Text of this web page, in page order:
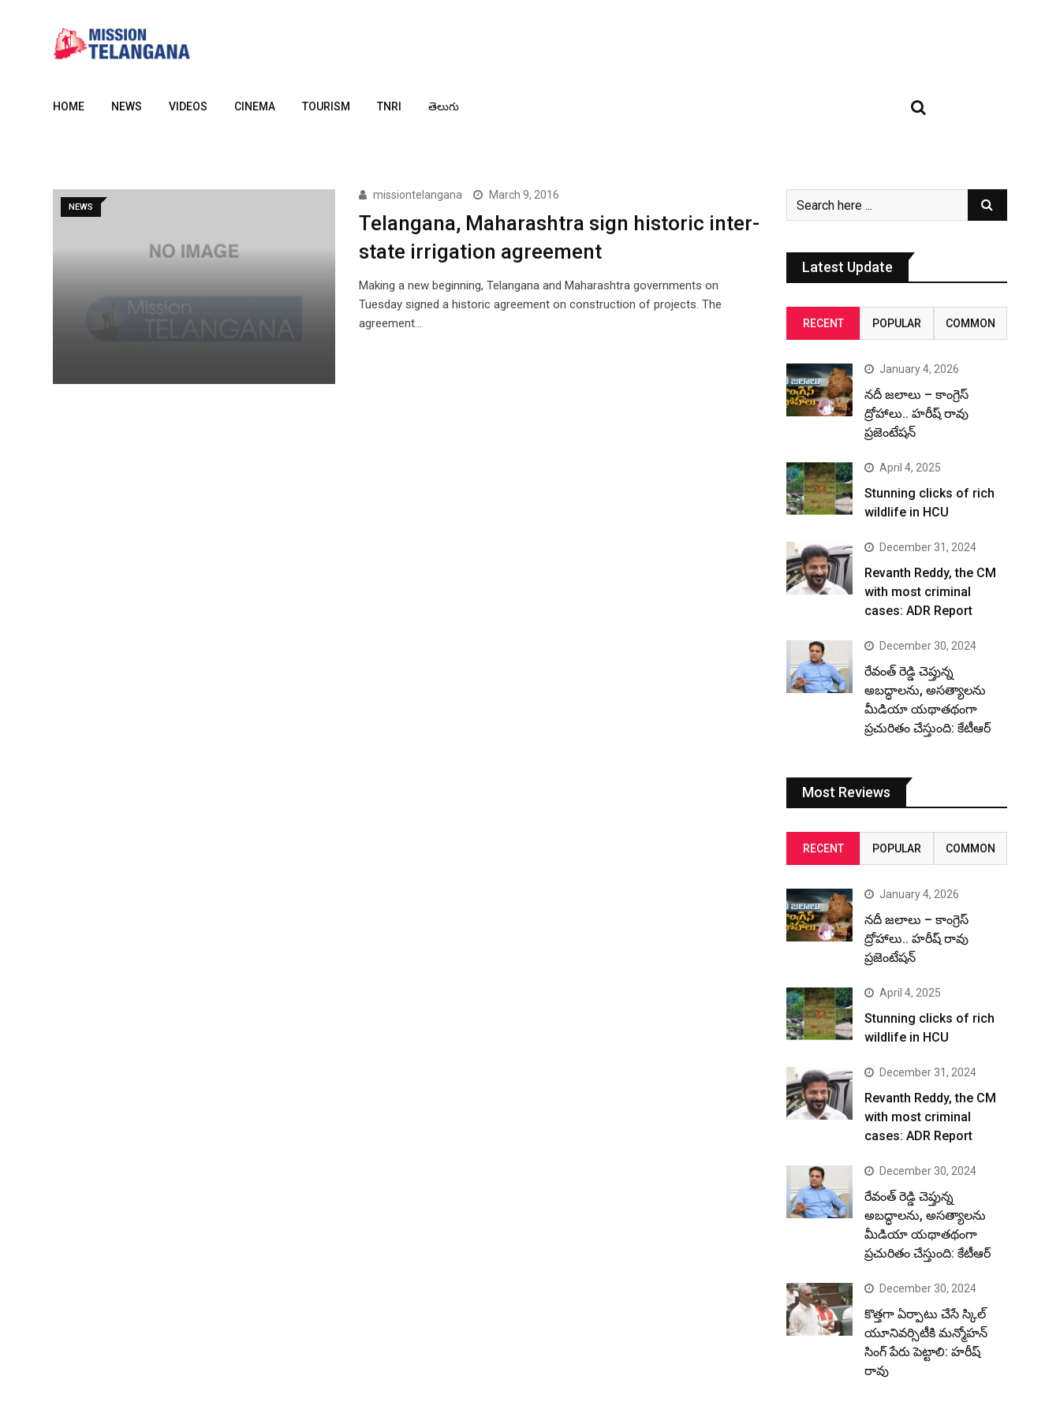
HOME NEWS VIDEOS CINEMA TOURISM TNRI తెలుగు
NEWS
missiontelangana March 9, 2016
Telangana, Maharashtra sign historic inter-
state irrigation agreement
Making a new beginning, Telangana and Maharashtra governments on
Tuesday signed a historic agreement on construction of projects. The
agreement…
Latest Update
RECENT POPULAR COMMON
January 4, 2026
నదీ జలాలు – కాంగ్రెస్
ద్రోహాలు.. హరీష్ రావు
ప్రజెంటేషన్
April 4, 2025
Stunning clicks of rich
wildlife in HCU
December 31, 2024
Revanth Reddy, the CM
with most criminal
cases: ADR Report
December 30, 2024
రేవంత్ రెడ్డి చెప్తున్న
అబద్ధాలను, అసత్యాలను
మీడియా యథాతథంగా
ప్రచురితం చేస్తుంది: కేటీఆర్
Most Reviews
RECENT POPULAR COMMON
January 4, 2026
నదీ జలాలు – కాంగ్రెస్
ద్రోహాలు.. హరీష్ రావు
ప్రజెంటేషన్
April 4, 2025
Stunning clicks of rich
wildlife in HCU
December 31, 2024
Revanth Reddy, the CM
with most criminal
cases: ADR Report
December 30, 2024
రేవంత్ రెడ్డి చెప్తున్న
అబద్ధాలను, అసత్యాలను
మీడియా యథాతథంగా
ప్రచురితం చేస్తుంది: కేటీఆర్
December 30, 2024
కొత్తగా ఏర్పాటు చేసే స్కిల్
యూనివర్సిటీకి మన్మోహన్
సింగ్ పేరు పెట్టాలి: హరీష్
రావు